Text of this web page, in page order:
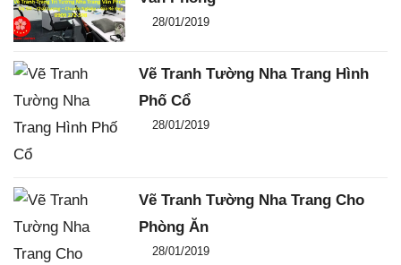
Đăng ngày
28/01/2019
Vẽ Tranh Tường Nha Trang Hình
Phố Cổ
Đăng ngày
28/01/2019
Vẽ Tranh Tường Nha Trang Cho
Phòng Ăn
Đăng ngày
28/01/2019